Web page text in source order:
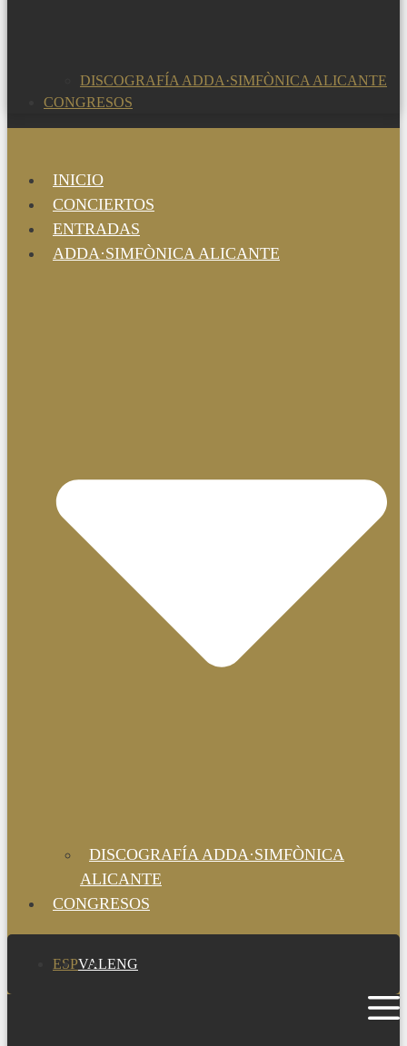
DISCOGRAFÍA ADDA·SIMFÒNICA ALICANTE
CONGRESOS
INICIO
CONCIERTOS
ENTRADAS
ADDA·SIMFÒNICA ALICANTE
DISCOGRAFÍA ADDA·SIMFÒNICA
ALICANTE
CONGRESOS
ESPVALENG